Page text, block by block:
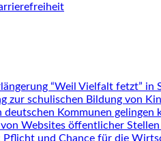
“Weil Vielfalt fetzt” in
zur schulischen Bildung von
Kommunen gelingen
Websites öffentlicher Stellen
Pflicht und Chance für die